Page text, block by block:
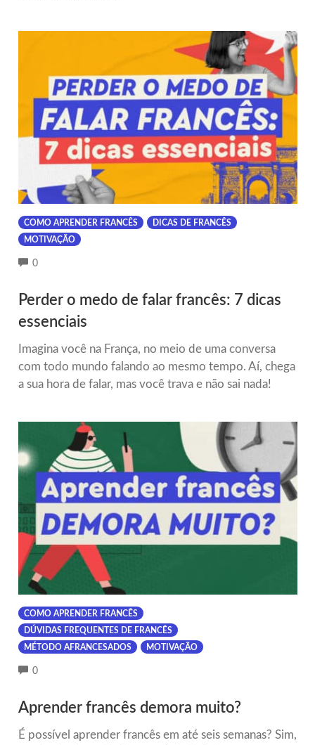
COMO APRENDER FRANCÊS
DICAS DE FRANCÊS
MOTIVAÇÃO
0COMMENTS
Perder o medo de falar francês: 7 dicas
essenciais
Imagina você na França, no meio de uma conversa
com todo mundo falando ao mesmo tempo. Aí, chega
a sua hora de falar, mas você trava e não sai nada!
COMO APRENDER FRANCÊS
DÚVIDAS FREQUENTES DE FRANCÊS
MÉTODO AFRANCESADOS
MOTIVAÇÃO
0COMMENTS
Aprender francês demora muito?
É possível aprender francês em até seis semanas? Sim,